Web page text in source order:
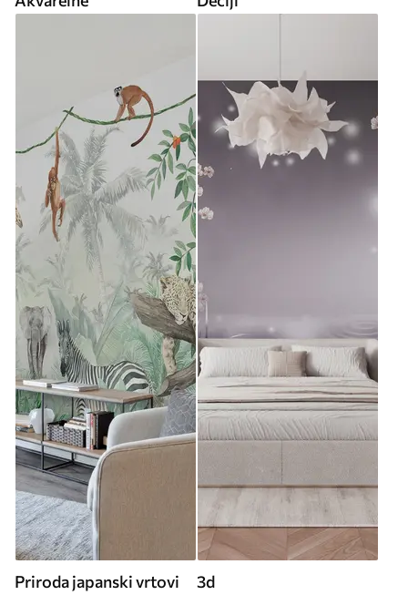
Priroda japanski vrtovi 3d